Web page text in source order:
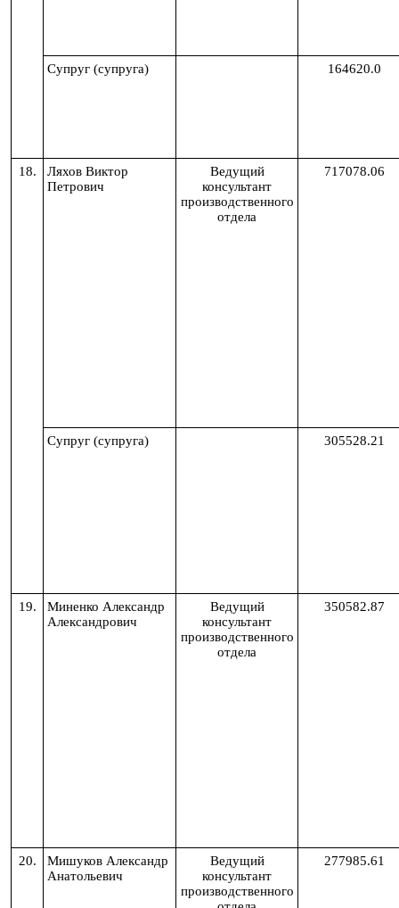
Супруг (супруга) 164620.0
18.
Ляхов Виктор
Петрович
Ведущий
консультант
производственного
отдела
717078.06
Супруг (супруга) 305528.21
19.
Миненко Александр
Александрович
Ведущий
консультант
производственного
отдела
350582.87
20.
Мишуков Александр
Анатольевич
Ведущий
консультант
производственного
277985.61